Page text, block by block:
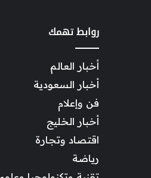
روابط تهمك
أخبار العالم
أخبار السعودية
فن وإعلام
أخبار الخليج
اقتصاد وتجارة
رياضة